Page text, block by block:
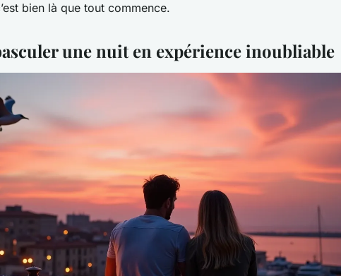
bien là que tout commence.
une nuit en expérience inoubliable